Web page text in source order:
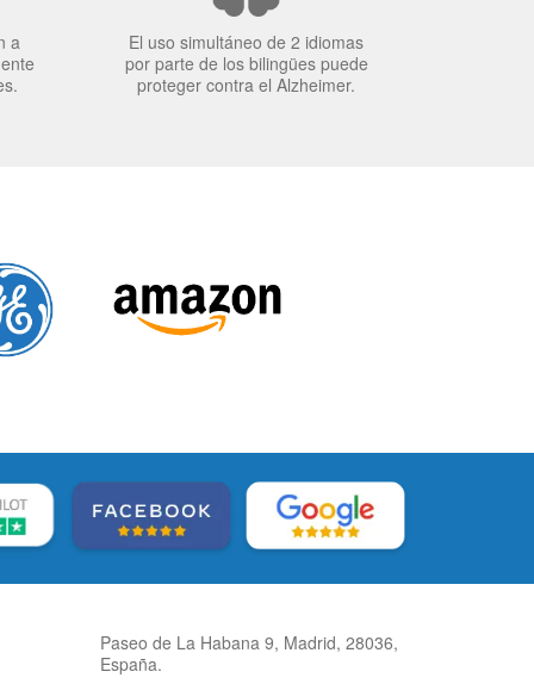
a
El uso simultáneo de 2 idiomas
por parte de los bilingües puede
proteger contra el Alzheimer.
Paseo de La Habana 9, Madrid, 28036,
España.